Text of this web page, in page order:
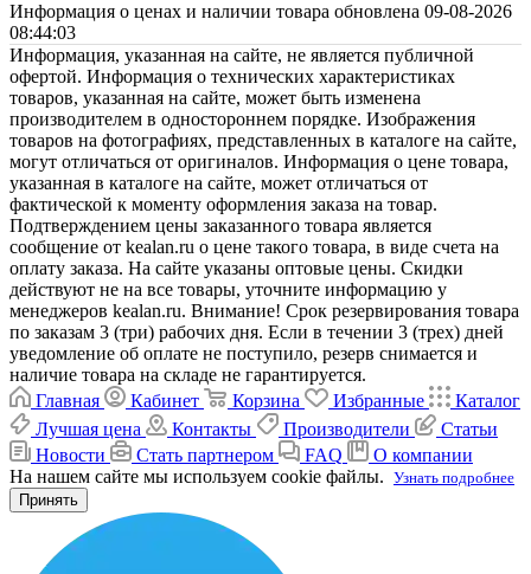
Информация о ценах и наличии товара обновлена 09-08-2026
08:44:03
Информация, указанная на сайте, не является публичной
офертой. Информация о технических характеристиках
товаров, указанная на сайте, может быть изменена
производителем в одностороннем порядке. Изображения
товаров на фотографиях, представленных в каталоге на сайте,
могут отличаться от оригиналов. Информация о цене товара,
указанная в каталоге на сайте, может отличаться от
фактической к моменту оформления заказа на товар.
Подтверждением цены заказанного товара является
сообщение от kealan.ru о цене такого товара, в виде счета на
оплату заказа. На сайте указаны оптовые цены. Скидки
действуют не на все товары, уточните информацию у
менеджеров kealan.ru. Внимание! Срок резервирования товара
по заказам 3 (три) рабочих дня. Если в течении 3 (трех) дней
уведомление об оплате не поступило, резерв снимается и
наличие товара на складе не гарантируется.
Главная
Кабинет Корзина Избранные
Каталог
Лучшая цена
Контакты Производители
Статьи
Новости
Стать партнером FAQ
О компании
На нашем сайте мы используем cookie файлы. Узнать подробнее
Принять